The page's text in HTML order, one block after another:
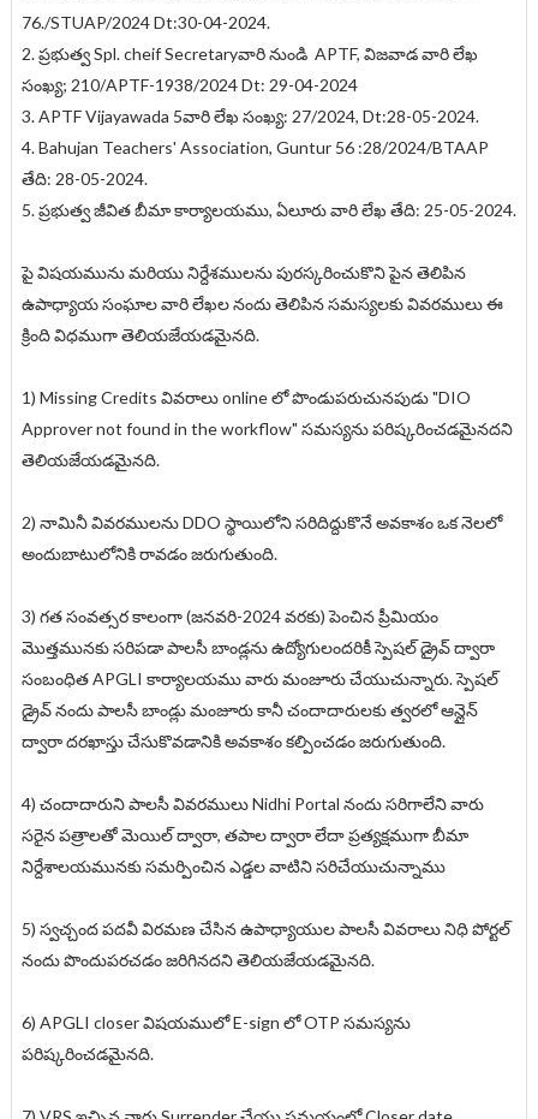
76./STUAP/2024 Dt:30-04-2024.
2. ప్రభుత్వ Spl. cheif Secretaryవారి నుండి APTF, విజవాడ వారి లేఖ
సంఖ్య; 210/APTF-1938/2024 Dt: 29-04-2024
3. APTF Vijayawada 5వారి లేఖ సంఖ్య: 27/2024, Dt:28-05-2024.
4. Bahujan Teachers' Association, Guntur 56 :28/2024/BTAAP
తేది: 28-05-2024.
5. ప్రభుత్వ జీవిత బీమా కార్యాలయము, ఏలూరు వారి లేఖ తేది: 25-05-2024.
పై విషయమును మరియు నిర్దేశములను పురస్కరించుకొని పైన తెలిపిన
ఉపాధ్యాయ సంఘాల వారి లేఖల నందు తెలిపిన సమస్యలకు వివరములు ఈ
క్రింది విధముగా తెలియజేయడమైనది.
1) Missing Credits వివరాలు online లో పొండుపరుచునపుడు "DIO
Approver not found in the workflow" సమస్యను పరిష్కరించడమైనదని
తెలియజేయడమైనది.
2) నామినీ వివరములను DDO స్థాయిలోని సరిదిద్దుకొనే అవకాశం ఒక నెలలో
అందుబాటులోనికి రావడం జరుగుతుంది.
3) గత సంవత్సర కాలంగా (జనవరి-2024 వరకు) పెంచిన ప్రీమియం
మొత్తమునకు సరిపడా పాలసీ బాండ్లను ఉద్యోగులందరికీ స్పెషల్ డ్రైవ్ ద్వారా
సంబంధిత APGLI కార్యాలయము వారు మంజూరు చేయుచున్నారు. స్పెషల్
డ్రైవ్ నందు పాలసీ బాండ్లు మంజూరు కానీ చందాదారులకు త్వరలో ఆన్లైన్
ద్వారా దరఖాస్తు చేసుకొవడానికి అవకాశం కల్పించడం జరుగుతుంది.
4) చందాదారుని పాలసీ వివరములు Nidhi Portal నందు సరిగాలేని వారు
సరైన పత్రాలతో మెయిల్ ద్వారా, తపాల ద్వారా లేదా ప్రత్యక్షముగా బీమా
నిర్దేశాలయమునకు సమర్పించిన ఎడ్డల వాటిని సరిచేయుచున్నాము
5) స్వచ్చంద పదవీ విరమణ చేసిన ఉపాధ్యాయుల పాలసీ వివరాలు నిధి పోర్టల్
నందు పొందుపరచడం జరిగినదని తెలియజేయడమైనది.
6) APGLI closer విషయములో E-sign లో OTP సమస్యను
పరిష్కరించడమైనది.